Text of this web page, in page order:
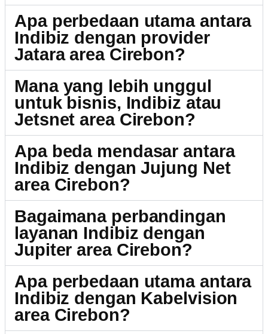
Apa perbedaan utama antara
Indibiz dengan provider
Jatara area Cirebon?
Mana yang lebih unggul
untuk bisnis, Indibiz atau
Jetsnet area Cirebon?
Apa beda mendasar antara
Indibiz dengan Jujung Net
area Cirebon?
Bagaimana perbandingan
layanan Indibiz dengan
Jupiter area Cirebon?
Apa perbedaan utama antara
Indibiz dengan Kabelvision
area Cirebon?